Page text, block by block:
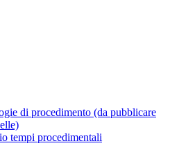
di procedimento (da pubblicare
tempi procedimentali